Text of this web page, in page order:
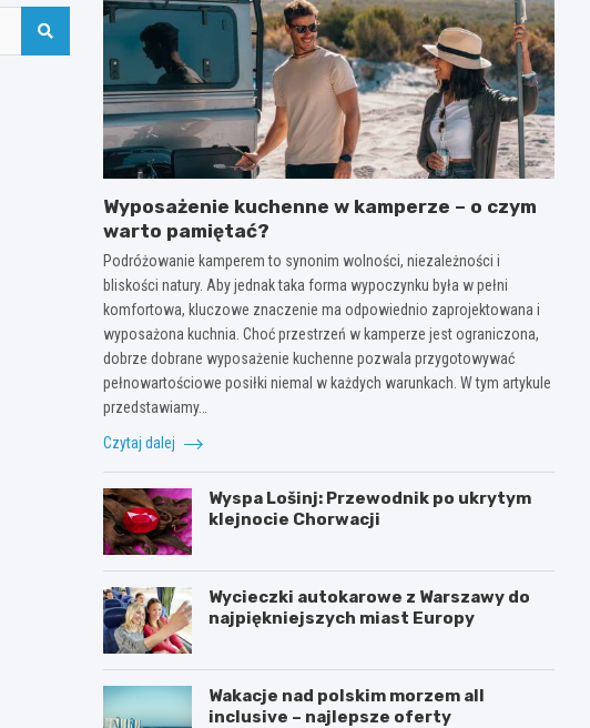
Wyposażenie kuchenne w kamperze – o czym
warto pamiętać?
Podróżowanie kamperem to synonim wolności, niezależności i
bliskości natury. Aby jednak taka forma wypoczynku była w pełni
komfortowa, kluczowe znaczenie ma odpowiednio zaprojektowana i
wyposażona kuchnia. Choć przestrzeń w kamperze jest ograniczona,
dobrze dobrane wyposażenie kuchenne pozwala przygotowywać
pełnowartościowe posiłki niemal w każdych warunkach. W tym artykule
przedstawiamy…
Czytaj dalej
Wyspa Lošinj: Przewodnik po ukrytym
klejnocie Chorwacji
Wycieczki autokarowe z Warszawy do
najpiękniejszych miast Europy
Wakacje nad polskim morzem all
inclusive – najlepsze oferty